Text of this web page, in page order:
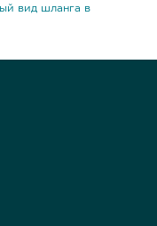
вид шланга в